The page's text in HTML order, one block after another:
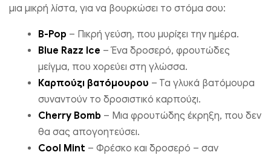
μια μικρή λίστα, για να βουρκώσει το στόμα σου:
B-Pop – Πικρή γεύση, που μυρίζει την ημέρα.
Blue Razz Ice – Ένα δροσερό, φρουτώδες
μείγμα, που χορεύει στη γλώσσα.
Καρπούζι βατόμουρου – Τα γλυκά βατόμουρα
συναντούν το δροσιστικό καρπούζι.
Cherry Bomb – Μια φρουτώδης έκρηξη, που δεν
θα σας απογοητεύσει.
Cool Mint – Φρέσκο ​​και δροσερό – σαν